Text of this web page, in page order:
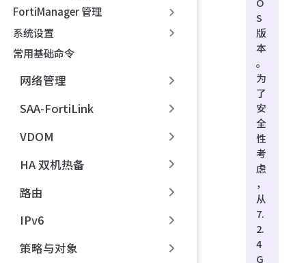
FortiManager 管理
系统设置
常用基础命令
网络管理
SAA-FortiLink
VDOM
HA 双机热备
路由
IPv6
策略与对象
S
版
本
。
为
了
安
全
性
考
虑
，
从
7.
2.
4
G